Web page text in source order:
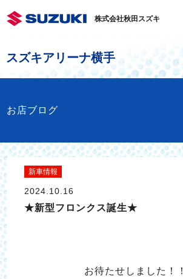
株式会社秋田スズキ
スズキアリーナ横手
お店ブログ
新車情報
2024.10.16
★新型フロンクス誕生★
お待たせしました！！